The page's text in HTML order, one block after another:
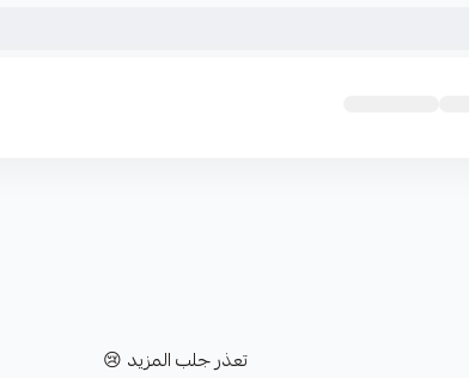
تعذر جلب المزيد 😢